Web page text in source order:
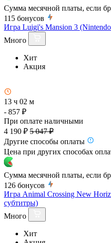
Сумма месячной платы, если
115 бонусов
Игра Luigi's Mansion 3
Много
Хит
Акция
13 ч 02 м
- 857 ₽
При оплате наличными
4 190 ₽ 5 047 ₽
Другие способы оплаты
Цена при других способах
Сумма месячной платы, если
126 бонусов
Игра Animal Crossing New
субтитры)
Много
Хит